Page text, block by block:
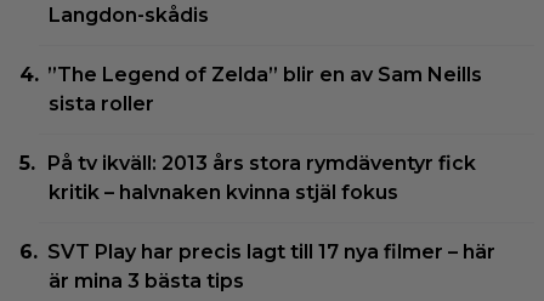
Langdon-skådis
”The Legend of Zelda” blir en av Sam Neills
sista roller
På tv ikväll: 2013 års stora rymdäventyr fick
kritik – halvnaken kvinna stjäl fokus
SVT Play har precis lagt till 17 nya filmer – här
är mina 3 bästa tips